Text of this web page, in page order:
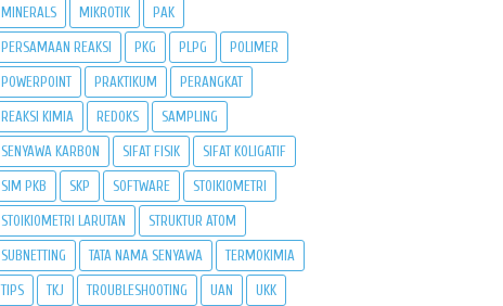
MINERALS MIKROTIK PAK
PERSAMAAN REAKSI PKG PLPG POLIMER
POWERPOINT PRAKTIKUM PERANGKAT
REAKSI KIMIA REDOKS SAMPLING
SENYAWA KARBON SIFAT FISIK SIFAT KOLIGATIF
SIM PKB SKP SOFTWARE STOIKIOMETRI
STOIKIOMETRI LARUTAN STRUKTUR ATOM
SUBNETTING TATA NAMA SENYAWA TERMOKIMIA
TIPS TKJ TROUBLESHOOTING UAN UKK